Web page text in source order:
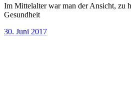
Im Mittelalter war man der Ansicht, zu
Gesundheit
30. Juni 2017